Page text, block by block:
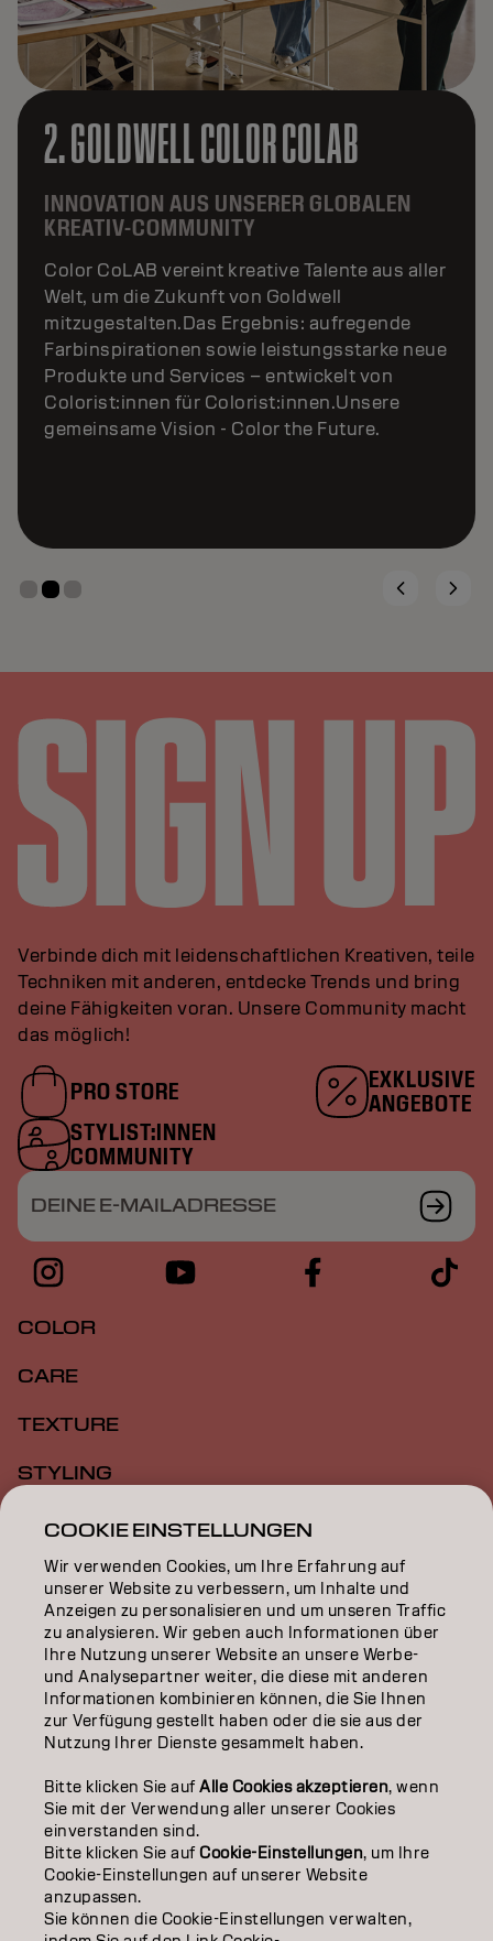
3. GOLDWELL COLOR COLLECTIVE
24/7 INSPIRATION – JEDERZEIT
GRIFFBEREIT
Das Goldwell Color Collective ist eine globale
Social-Media-Community, in der die
kreativsten und mutigsten Talente mit
digitalem Content und inspirierendem
Austausch begeistern.Dieses ständig
wachsende Netzwerk verwandelt Kreativität in
Sichtbarkeit – und macht aus neuen Ideen
Verbinde dich mit leidenschaftlichen Kreativen, teile
Techniken mit anderen, entdecke Trends und bring
deine Fähigkeiten voran. Unsere Community macht
das möglich!
PRO STORE
EXKLUSIVE
ANGEBOTE
STYLIST:INNEN
COMMUNITY
DEINE E-MAILADRESSE
COLOR
CARE
TEXTURE
STYLING
INSPIRATION
EDUCATION
ÜBER
SALON FINDER
PARTNER WERDEN
ImpressumDatenschutzerklärungCookie Policy
NutzungsbedingungenBarrierefreiheitserklärung
COOKIE EINSTELLUNGEN
Wir verwenden Cookies, um Ihre Erfahrung auf
unserer Website zu verbessern, um Inhalte und
Anzeigen zu personalisieren und um unseren Traffic
zu analysieren. Wir geben auch Informationen über
Ihre Nutzung unserer Website an unsere Werbe-
und Analysepartner weiter, die diese mit anderen
Informationen kombinieren können, die Sie Ihnen
zur Verfügung gestellt haben oder die sie aus der
Nutzung Ihrer Dienste gesammelt haben.
Bitte klicken Sie aufAlle Cookies akzeptieren, wenn
Sie mit der Verwendung aller unserer Cookies
einverstanden sind.
Bitte klicken Sie aufCookie-Einstellungen, um Ihre
Cookie-Einstellungen auf unserer Website
anzupassen.
Sie können die Cookie-Einstellungen verwalten,